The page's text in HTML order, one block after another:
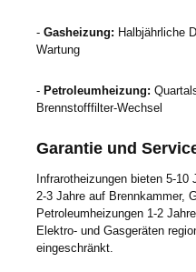
- Gasheizung: Halbjährliche
Wartung
- Petroleumheizung:
Brennstofffilter-Wechsel
Garantie und
Infrarotheizungen bieten 5-
2-3 Jahre auf Brennkammer,
Petroleumheizungen 1-2
Elektro- und Gasgeräten
eingeschränkt.